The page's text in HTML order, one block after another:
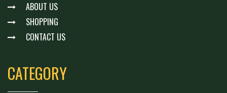
ABOUT US
SHOPPING
CONTACT US
CATEGORY